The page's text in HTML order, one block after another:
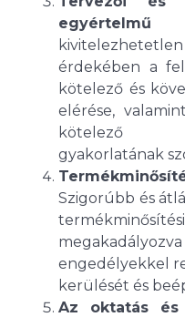
egyértelmű
érdekében a
kötelező és
elérése,
kötelező
gyakorlatának
Szigorúbb és
engedélyekkel
kerülését és
Az oktatás és